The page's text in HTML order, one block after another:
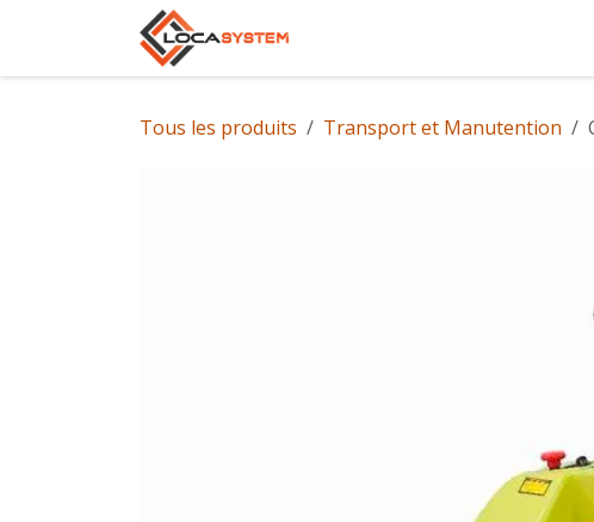
Se rendre au contenu
Tous les produits Transport et Manutention